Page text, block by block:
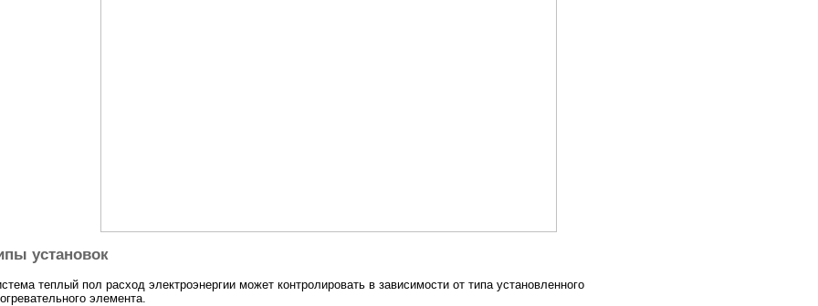
установок
теплый пол расход электроэнергии может контролировать в зависимости от типа установленного
элемента.